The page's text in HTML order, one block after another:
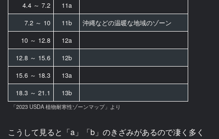
4.4 ～ 7.2
11a
7.2 ～ 10
11b
沖縄などの温暖な地域のゾーン
10 ～ 12.8
12a
12.8 ～ 15.6
12b
15.6 ～ 18.3
13a
18.3 ～ 21.1
13b
「2023 USDA 植物耐寒性ゾーンマップ」より
こうして見ると「a」「b」のきざみがあるので凄く多く